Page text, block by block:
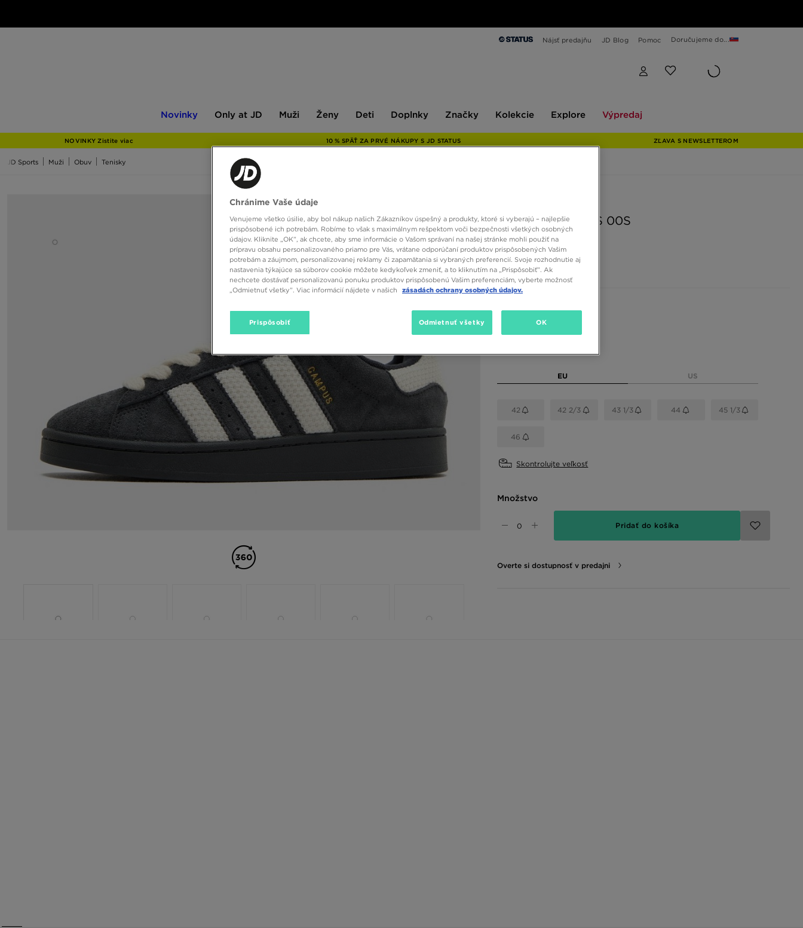
Nájsť predajňu JD Blog Pomoc Doručujeme do...
Novinky
JD
Only at JD Muži Ženy Deti Doplnky Značky Kolekcie Explore Výpredaj
NOVINKY Zistite viac 10 % SPÄŤ ZA PRVÉ NÁKUPY S JD STATUS ZĽAVA S NEWSLETTEROM
JD Sports Muži Obuv Tenisky
ADIDAS CAMPUS 00S
68,00 €
EU US
42 42 2/3 43 1/3 44 45 1/3
46
Skontrolujte veľkosť
Množstvo
Pridať do košíka
Overte si dostupnosť v predajni
Chránime Vaše údaje
Venujeme všetko úsilie, aby bol nákup našich Zákazníkov úspešný a produkty, ktoré si vyberajú – najlepšie
prispôsobené ich potrebám. Robíme to však s maximálnym rešpektom voči bezpečnosti všetkých osobných
údajov. Kliknite „OK”, ak chcete, aby sme informácie o Vašom správaní na našej stránke mohli použiť na
prípravu obsahu personalizovaného priamo pre Vás, vrátane odporúčaní produktov prispôsobených Vašim
potrebám a záujmom, personalizovanej reklamy či zapamätania si vybraných preferencií. Svoje rozhodnutie aj
nastavenia týkajúce sa súborov cookie môžete kedykoľvek zmeniť, a to kliknutím na „Prispôsobiť”. Ak
nechcete dostávať personalizovanú ponuku produktov prispôsobenú Vašim preferenciám, vyberte možnosť
„Odmietnuť všetky”. Viac informácií nájdete v našich
zásadách ochrany osobných údajov.
Prispôsobiť Odmietnuť všetky OK